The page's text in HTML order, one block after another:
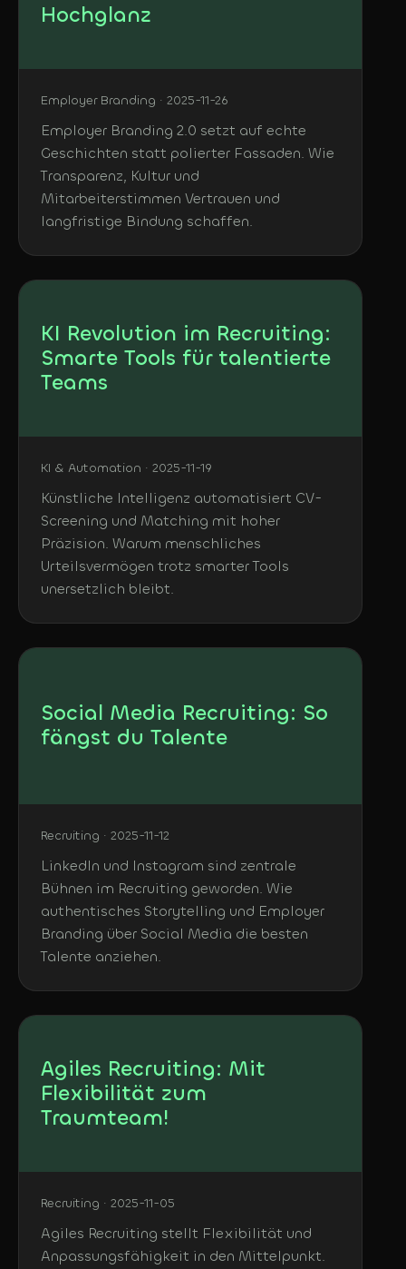
Hochglanz
Employer Branding · 2025-11-26
Employer Branding 2.0 setzt auf echte
Geschichten statt polierter Fassaden. Wie
Transparenz, Kultur und
Mitarbeiterstimmen Vertrauen und
langfristige Bindung schaffen.
KI Revolution im Recruiting:
Smarte Tools für talentierte
Teams
KI & Automation · 2025-11-19
Künstliche Intelligenz automatisiert CV-
Screening und Matching mit hoher
Präzision. Warum menschliches
Urteilsvermögen trotz smarter Tools
unersetzlich bleibt.
Social Media Recruiting: So
fängst du Talente
Recruiting · 2025-11-12
LinkedIn und Instagram sind zentrale
Bühnen im Recruiting geworden. Wie
authentisches Storytelling und Employer
Branding über Social Media die besten
Talente anziehen.
Agiles Recruiting: Mit
Flexibilität zum
Traumteam!
Recruiting · 2025-11-05
Agiles Recruiting stellt Flexibilität und
Anpassungsfähigkeit in den Mittelpunkt.